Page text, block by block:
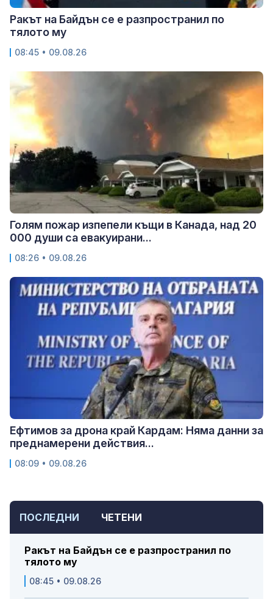
ПОСЛЕДНИ ЧЕТЕНИ
Ракът на Байдън се е разпространил по
тялото му
08:45 • 09.08.26
Ракът на Байдън се е разпространил по
тялото му
08:45 • 09.08.26
Голям пожар изпепели къщи в Канада, над 20
000 души са евакуирани...
08:26 • 09.08.26
Ефтимов за дрона край Кардам: Няма данни за
преднамерени действия...
08:09 • 09.08.26